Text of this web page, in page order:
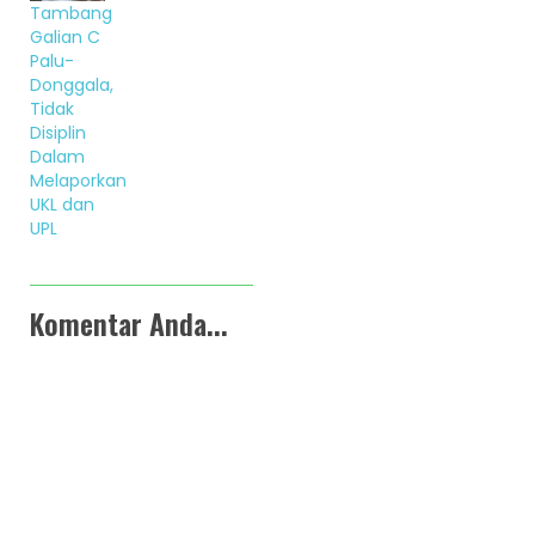
Tambang
Galian C
Palu-
Donggala,
Tidak
Disiplin
Dalam
Melaporkan
UKL dan
UPL
Komentar Anda...